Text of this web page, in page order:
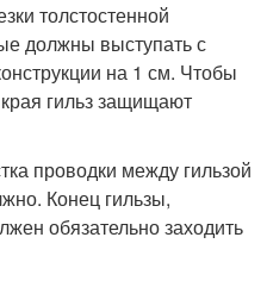
толстостенной
должны выступать с
на 1 см. Чтобы
гильз защищают
проводки между гильзой
Конец гильзы,
обязательно заходить